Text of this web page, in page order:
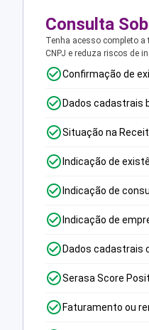
Consulta
Tenha acesso completo
CNPJ e reduza riscos de
Confirmação de
Dados cadastrais
Situação na
Indicação de
Indicação de
Indicação de
Dados cadastrais
Serasa Score
Faturamento ou